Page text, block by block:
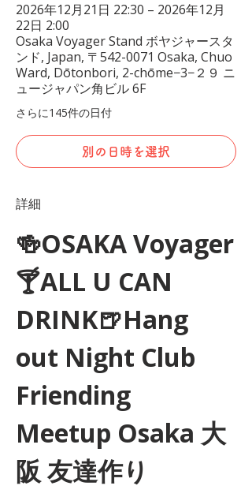
2026年12月21日 22:30 – 2026年12月
22日 2:00
Osaka Voyager Stand ボヤジャースタ
ンド, Japan, 〒542-0071 Osaka, Chuo
Ward, Dōtonbori, 2-chōme−3−２９ ニ
ュージャパン角ビル 6F
さらに145件の日付
別の日時を選択
詳細
🍻OSAKA Voyager
🍸ALL U CAN
DRINK🍺Hang
out Night Club
Friending
Meetup Osaka 大
阪 友達作り